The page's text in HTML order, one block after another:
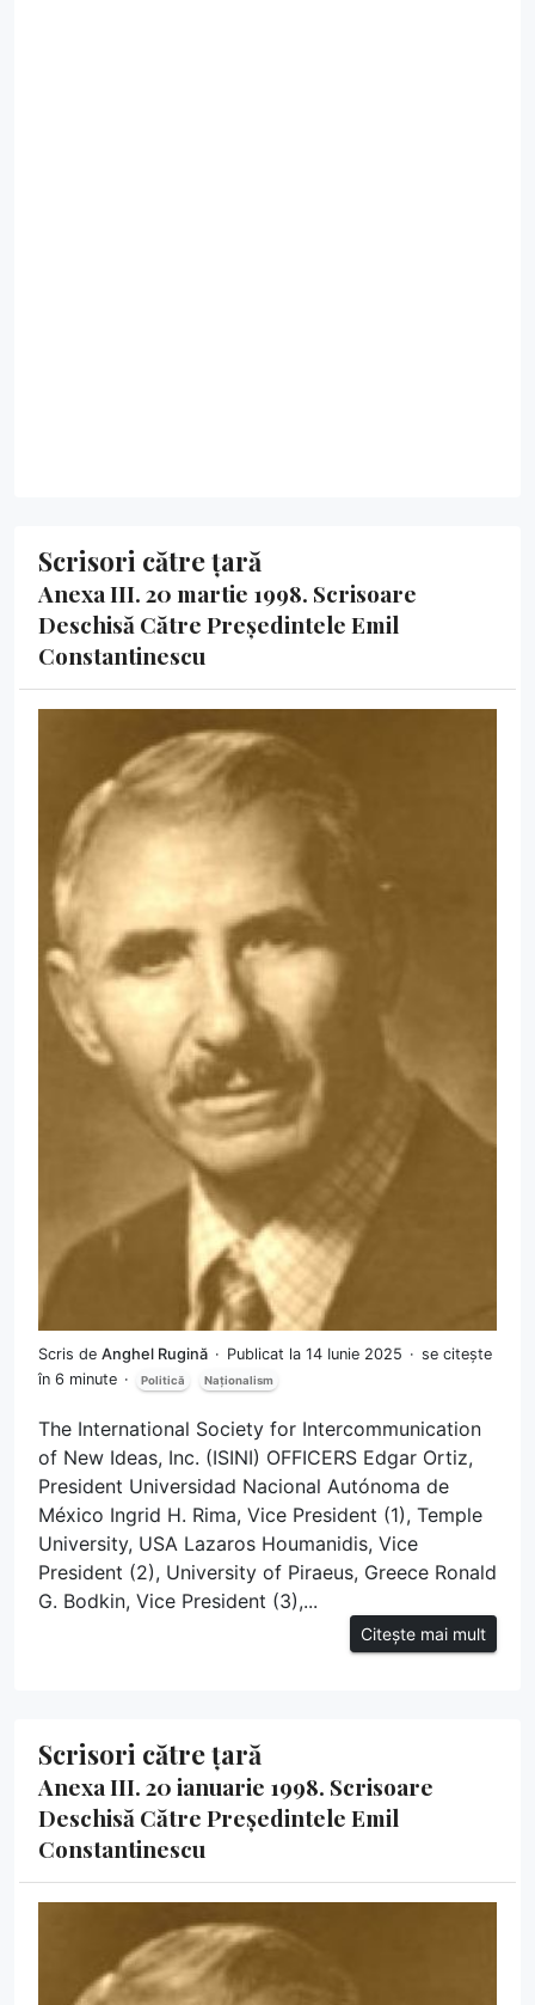
Scrisori către țară
Anexa III. 20 martie 1998. Scrisoare
Deschisă Către Președintele Emil
Constantinescu
Scris de Anghel Rugină Publicat la 14 Iunie 2025
se citește
în 6 minute
Politică Naționalism
The International Society for Intercommunication
of New Ideas, Inc. (ISINI) OFFICERS Edgar Ortiz,
President Universidad Nacional Autónoma de
México Ingrid H. Rima, Vice President (1), Temple
University, USA Lazaros Houmanidis, Vice
President (2), University of Piraeus, Greece Ronald
G. Bodkin, Vice President (3),...
Citește mai mult
Scrisori către țară
Anexa III. 20 ianuarie 1998. Scrisoare
Deschisă Către Președintele Emil
Constantinescu